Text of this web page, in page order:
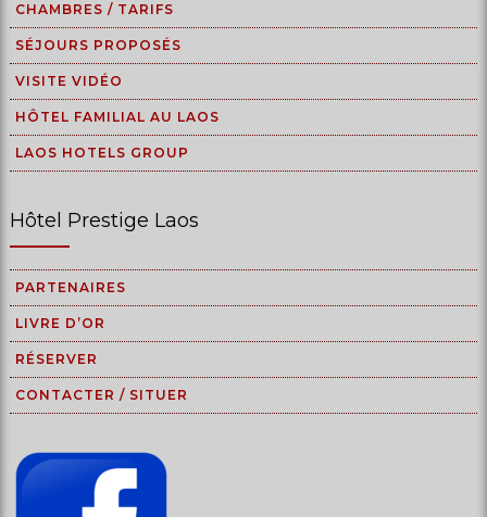
CHAMBRES / TARIFS
SÉJOURS PROPOSÉS
VISITE VIDÉO
HÔTEL FAMILIAL AU LAOS
LAOS HOTELS GROUP
Hôtel Prestige Laos
PARTENAIRES
LIVRE D’OR
RÉSERVER
CONTACTER / SITUER